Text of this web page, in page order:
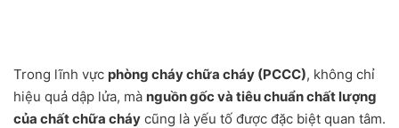
Trong lĩnh vực phòng cháy chữa cháy (PCCC), không chỉ
hiệu quả dập lửa, mà nguồn gốc và tiêu chuẩn chất lượng
của chất chữa cháy cũng là yếu tố được đặc biệt quan tâm.